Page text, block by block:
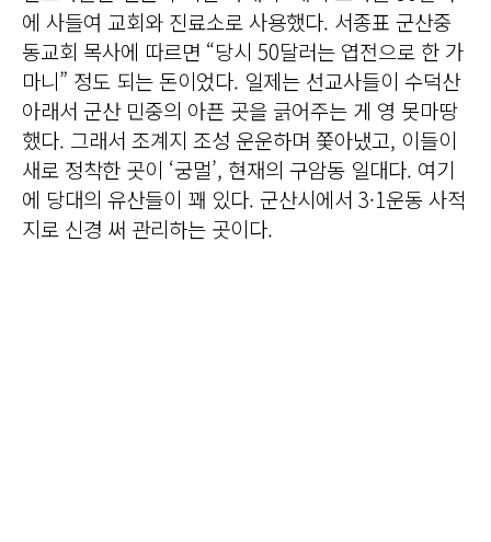
에 사들여 교회와 진료소로 사용했다. 서종표 군산중
동교회 목사에 따르면 “당시 50달러는 엽전으로 한 가
마니” 정도 되는 돈이었다. 일제는 선교사들이 수덕산
아래서 군산 민중의 아픈 곳을 긁어주는 게 영 못마땅
했다. 그래서 조계지 조성 운운하며 쫓아냈고, 이들이
새로 정착한 곳이 ‘궁멀’, 현재의 구암동 일대다. 여기
에 당대의 유산들이 꽤 있다. 군산시에서 3·1운동 사적
지로 신경 써 관리하는 곳이다.